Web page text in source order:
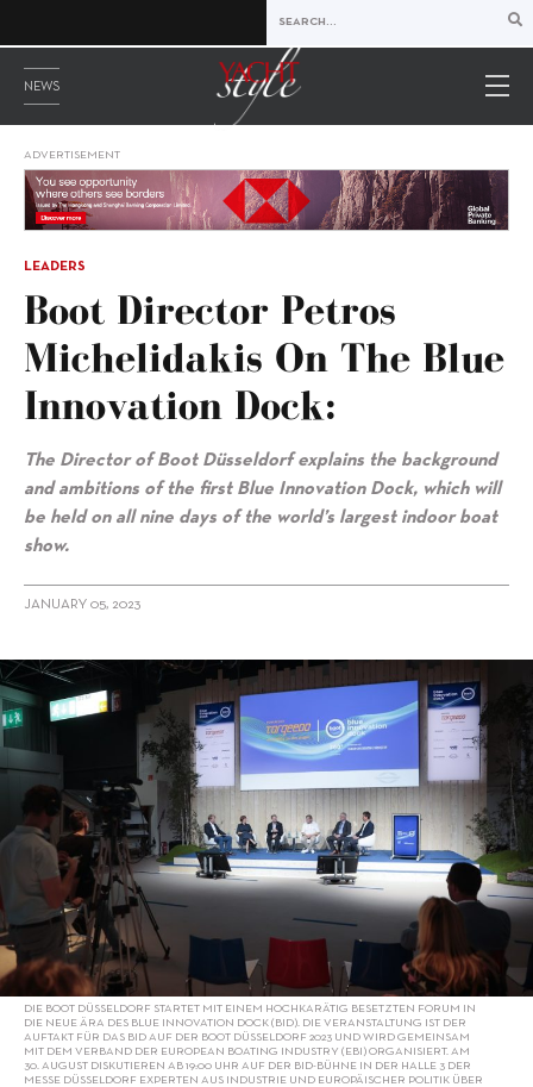
NEWS
ADVERTISEMENT
LEADERS
Boot Director Petros
Michelidakis On The Blue
Innovation Dock:
The Director of Boot Düsseldorf explains the background
and ambitions of the first Blue Innovation Dock, which will
be held on all nine days of the world’s largest indoor boat
show.
JANUARY 05, 2023
alt="Boot Director Petros Michelidakis on the Blue Innovation
Dock:"/>
DIE BOOT DÜSSELDORF STARTET MIT EINEM HOCHKARÄTIG BESETZTEN FORUM IN
DIE NEUE ÄRA DES BLUE INNOVATION DOCK (BID). DIE VERANSTALTUNG IST DER
AUFTAKT FÜR DAS BID AUF DER BOOT DÜSSELDORF 2023 UND WIRD GEMEINSAM
MIT DEM VERBAND DER EUROPEAN BOATING INDUSTRY (EBI) ORGANISIERT. AM
30. AUGUST DISKUTIEREN AB 19:00 UHR AUF DER BID-BÜHNE IN DER HALLE 3 DER
MESSE DÜSSELDORF EXPERTEN AUS INDUSTRIE UND EUROPÄISCHER POLITIK ÜBER